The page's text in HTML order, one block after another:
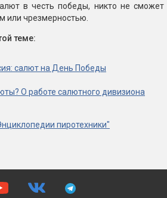
в честь победы, никто не сможет
или чрезмерностью.
теме:
салют на День Победы
О работе салютного дивизиона
пиротехники"